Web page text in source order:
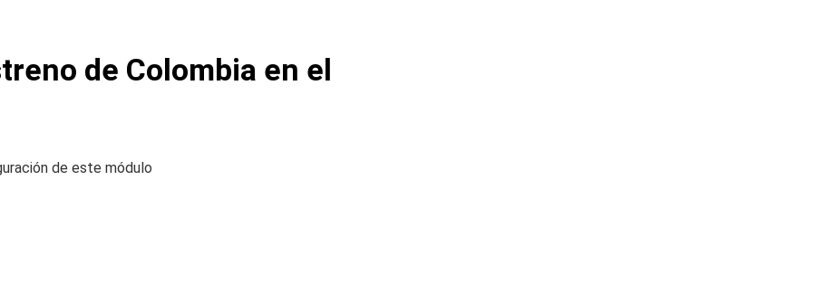
de Colombia en el
de este módulo